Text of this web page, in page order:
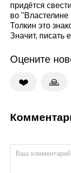
придётся
во "Властелине
Толкин это
Значит, писать
Оцените
❤️ 🙏